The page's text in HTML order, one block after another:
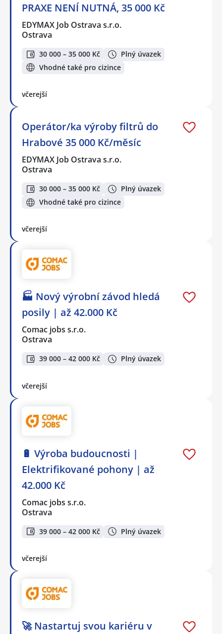
PRAXE NENÍ NUTNÁ, 35 000 Kč
EDYMAX Job Ostrava s.r.o.
Ostrava
30 000 – 35 000 Kč
Plný úvazek
Vhodné také pro cizince
včerejší
Operátor/ka výroby filtrů do
Hrabové 35 000 Kč/měsíc
EDYMAX Job Ostrava s.r.o.
Ostrava
30 000 – 35 000 Kč
Plný úvazek
Vhodné také pro cizince
včerejší
🏭 Nový výrobní závod hledá
posily | až 42.000 Kč
Comac jobs s.r.o.
Ostrava
39 000 – 42 000 Kč Plný úvazek
včerejší
🔋 Výroba budoucnosti |
Elektrifikované pohony | až
42.000 Kč
Comac jobs s.r.o.
Ostrava
39 000 – 42 000 Kč Plný úvazek
včerejší
🚀 Nastartuj svou kariéru v